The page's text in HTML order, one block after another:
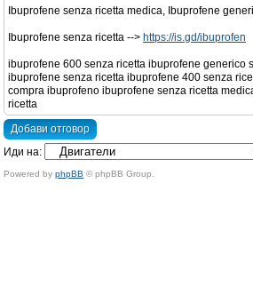
Ibuprofene senza ricetta medica, Ibuprofene
Ibuprofene senza ricetta --> https://is.gd/ibuprofen
ibuprofene 600 senza ricetta ibuprofene generico
ibuprofene senza ricetta ibuprofene 400 senza
compra ibuprofeno ibuprofene senza ricetta
ricetta
Добави отговор
Иди на:
Powered by phpBB © phpBB Group.